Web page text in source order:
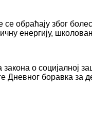
се обраћају због
енергију,
о социјалној
Дневног боравка